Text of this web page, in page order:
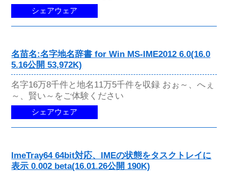
シェアウェア
名苗名:名字地名辞書 for Win MS-IME2012 6.0(16.0
5.16公開 53,972K)
名字16万8千件と地名11万5千件を収録 おぉ～、へぇ
～、賢い～をご体験ください
シェアウェア
ImeTray64 64bit対応、IMEの状態をタスクトレイに
表示 0.002 beta(16.01.26公開 190K)